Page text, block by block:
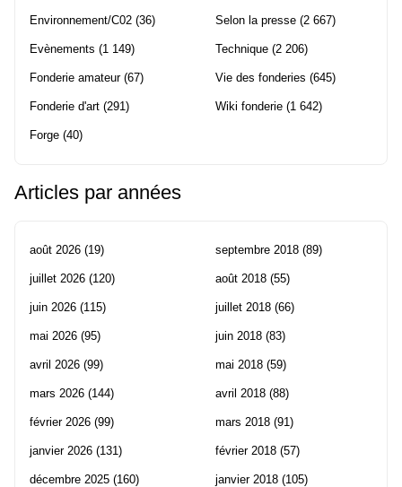
Environnement/C02 (36)
Evènements (1 149)
Fonderie amateur(67)
Fonderie d'art (291)
Forge (40)
Selon la presse (2 667)
Technique (2 206)
Vie des fonderies (645)
Wiki fonderie (1 642)
Articles par années
août 2026 (19)
juillet 2026 (120)
juin 2026 (115)
mai 2026 (95)
avril 2026 (99)
mars 2026 (144)
février 2026 (99)
janvier 2026 (131)
décembre 2025 (160)
septembre 2018 (89)
août 2018 (55)
juillet 2018 (66)
juin 2018 (83)
mai 2018 (59)
avril 2018 (88)
mars 2018 (91)
février 2018 (57)
janvier 2018 (105)